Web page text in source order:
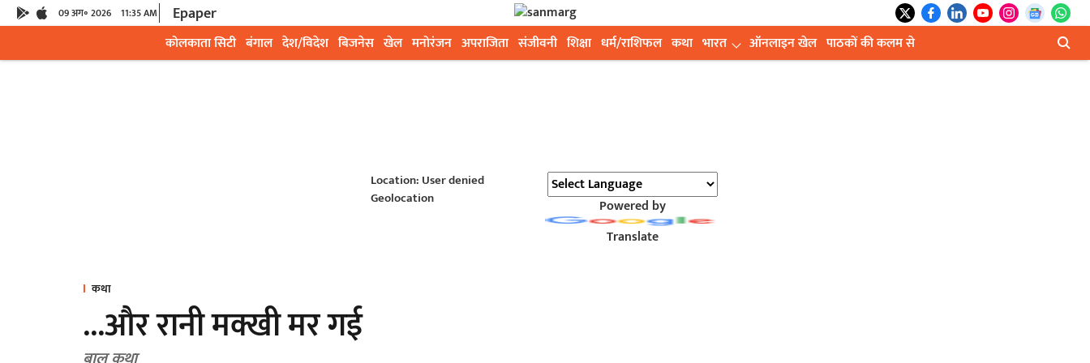
09 अग॰ 2026 11:35 AM Epaper
कोलकाता सिटी बंगाल देश/विदेश बिजनेस खेल मनोरंजन अपराजिता संजीवनी शिक्षा धर्म/राशिफल कथा भारत ऑनलाइन खेल पाठकों की कलम से
Location: User denied
Geolocation
Powered by
Translate
कथा
...और रानी मक्खी मर गई